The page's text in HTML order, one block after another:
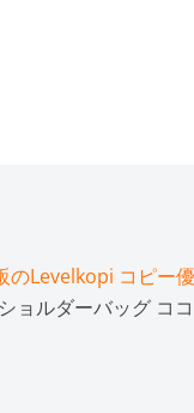
のLevelkopi コピー
ョルダーバッグ コ